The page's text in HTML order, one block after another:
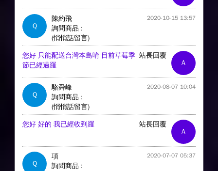
Q
陳約飛 2020-10-15 13:57
詢問商品 :
(悄悄話留言)
A
站長回覆
您好 只能配送台灣本島唷 目前草莓季
節已經過羅
Q
駱舜峰 2020-08-07 10:04
詢問商品 :
(悄悄話留言)
A
站長回覆
您好 好的 我已經收到羅
Q
項 2020-07-07 05:37
詢問商品 :